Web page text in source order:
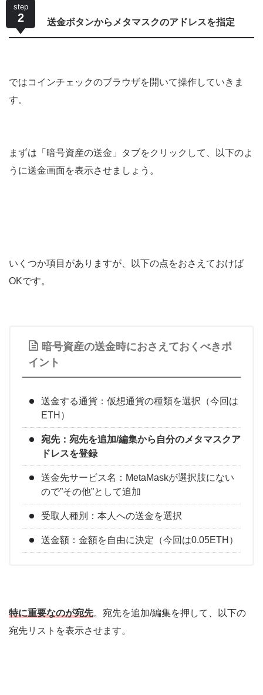
step
2 送金ボタンからメタマスクのアドレスを指定
ではコインチェックのブラウザを開いて操作していきま
す。
まずは「暗号資産の送金」タブをクリックして、以下のよ
うに送金画面を表示させましょう。
いくつか項目がありますが、以下の点をおさえておけば
OKです。
暗号資産の送金時におさえておくべきポ
イント
送金する通貨：仮想通貨の種類を選択（今回は
ETH）
宛先：宛先を追加/編集から自分のメタマスクア
ドレスを登録
送金先サービス名：MetaMaskが選択肢にない
ので”その他”として追加
受取人種別：本人への送金を選択
送金額：金額を自由に決定（今回は0.05ETH）
特に重要なのが宛先。宛先を追加/編集を押して、以下の
宛先リストを表示させます。